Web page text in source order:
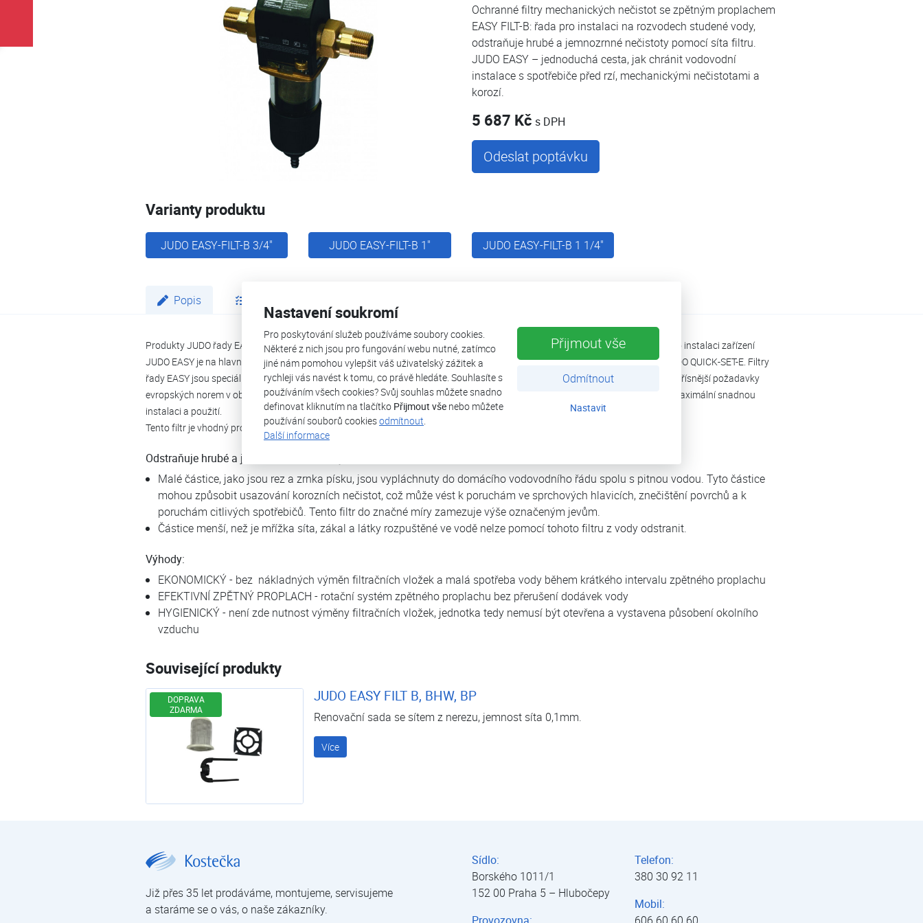
Nastavení soukromí
Pro poskytování služeb používáme soubory cookies.
Některé z nich jsou pro fungování webu nutné, zatímco
jiné nám pomohou vylepšit váš uživatelský zážitek a
rychleji vás navést k tomu, co právě hledáte. Souhlasíte s
používáním všech cookies? Svůj souhlas můžete snadno
definovat kliknutím na tlačítko Přijmout vše nebo můžete
používání souborů cookiesodmítnout
Další informace
Přijmout vše
Odmítnout
Nastavit
Ochranné filtry mechanických nečistot se zpětným proplachem
EASY FILT-B: řada pro instalaci na rozvodech studené vody,
odstraňuje hrubé a jemnozrnné nečistoty pomocí síta filtru.
JUDO EASY – jednoduchá cesta, jak chránit vodovodní
instalace s spotřebiče před rzí, mechanickými nečistotami a
korozí.
5 687 Kč s DPH
Odeslat poptávku
Varianty produktu
JUDO EASY-FILT-B 3/4" JUDO EASY-FILT-B 1" JUDO EASY-FILT-B 1 1/4"
Popis
Produkty JUDO řady EASY chrání proti vodovodním haváriím, usazeninám, mechanickým nečistotám a korozi. Ideální místo pro instalaci zařízení
JUDO EASY je na hlavním přívodu vody. Rychlou a bezproblémovou instalaci produktů řady JUDO EASY zajistí patentovaný JUDO QUICK-SET-E. Filtry
řady EASY jsou speciálně navrženy pro ochranu potrubních systémů, příslušenství, armatur a spotřebičů, a zároveň splňují nejpřísnější požadavky
evropských norem v oblasti pitné vody. Používají se k odstranění nežádoucích částic v suspenzi již na přívodu vody a nabízejí maximální snadnou
instalaci a použití.
Tento filtr je vhodný pro užití ve studené pitné vodě o maximální teplotě do 30 °C (86°F)
Odstraňuje hrubé a jemnozrnné nečistoty pomocí síta filtru:
Malé částice, jako jsou rez a zrnka písku, jsou vypláchnuty do domácího vodovodního řádu spolu s pitnou vodou. Tyto částice
mohou způsobit usazování korozních nečistot, což může vést k poruchám ve sprchových hlavicích, znečištění povrchů a k
poruchám citlivých spotřebičů. Tento filtr do značné míry zamezuje výše označeným jevům.
Částice menší, než je mřížka síta, zákal a látky rozpuštěné ve vodě nelze pomocí tohoto filtru z vody odstranit.
Výhody:
EKONOMICKÝ - bez nákladných výměn filtračních vložek a malá spotřeba vody během krátkého intervalu zpětného proplachu
EFEKTIVNÍ ZPĚTNÝ PROPLACH - rotační systém zpětného proplachu bez přerušení dodávek vody
HYGIENICKÝ - není zde nutnost výměny filtračních vložek, jednotka tedy nemusí být otevřena a vystavena působení okolního
vzduchu
Související produkty
DOPRAVA
ZDARMA
JUDO EASY FILT B, BHW, BP
Renovační sada se sítem z nerezu, jemnost síta 0,1mm.
Více
Již přes 35 let prodáváme, montujeme, servisujeme
a staráme se o vás, o naše zákazníky.
Sídlo:
Borského 1011/1
152 00 Praha 5 – Hlubočepy
Telefon:
380 30 92 11
Mobil: